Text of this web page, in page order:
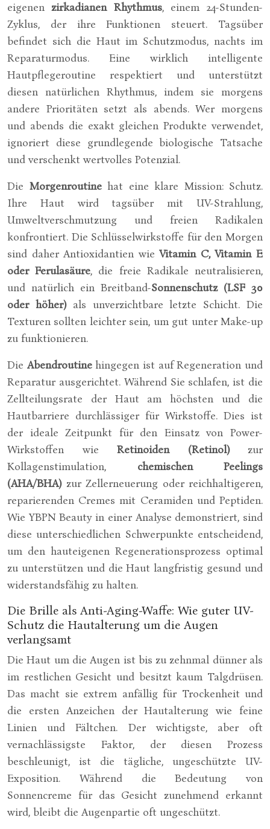
eigenenzirkadianen Rhythmus, einem 24-Stunden-
Zyklus, der ihre Funktionen steuert. Tagsüber
befindet sich die Haut im Schutzmodus, nachts im
Reparaturmodus. Eine wirklich intelligente
Hautpflegeroutine respektiert und unterstützt
diesen natürlichen Rhythmus, indem sie morgens
andere Prioritäten setzt als abends. Wer morgens
und abends die exakt gleichen Produkte verwendet,
ignoriert diese grundlegende biologische Tatsache
und verschenkt wertvolles Potenzial.
Die Morgenroutinehat eine klare Mission: Schutz.
Ihre Haut wird tagsüber mit UV-Strahlung,
Umweltverschmutzung und freien Radikalen
konfrontiert. Die Schlüsselwirkstoffe für den Morgen
sind daher Antioxidantien wieVitamin C, Vitamin E
oder Ferulasäure, die freie Radikale neutralisieren,
und natürlich ein Breitband-Sonnenschutz (LSF 30
oder höher)als unverzichtbare letzte Schicht. Die
Texturen sollten leichter sein, um gut unter Make-up
zu funktionieren.
Die Abendroutinehingegen ist auf Regeneration und
Reparatur ausgerichtet. Während Sie schlafen, ist die
Zellteilungsrate der Haut am höchsten und die
Hautbarriere durchlässiger für Wirkstoffe. Dies ist
der ideale Zeitpunkt für den Einsatz von Power-
Wirkstoffen wie Retinoiden (Retinol)zur
Kollagenstimulation, chemischen Peelings
(AHA/BHA)zur Zellerneuerung oder reichhaltigeren,
reparierenden Cremes mit Ceramiden und Peptiden.
Wie YBPN Beauty in einer Analyse demonstriert, sind
diese unterschiedlichen Schwerpunkte entscheidend,
um den hauteigenen Regenerationsprozess optimal
zu unterstützen und die Haut langfristig gesund und
widerstandsfähig zu halten.
Die Brille als Anti-Aging-Waffe: Wie guter UV-
Schutz die Hautalterung um die Augen
verlangsamt
Die Haut um die Augen ist bis zu zehnmal dünner als
im restlichen Gesicht und besitzt kaum Talgdrüsen.
Das macht sie extrem anfällig für Trockenheit und
die ersten Anzeichen der Hautalterung wie feine
Linien und Fältchen. Der wichtigste, aber oft
vernachlässigste Faktor, der diesen Prozess
beschleunigt, ist die tägliche, ungeschützte UV-
Exposition. Während die Bedeutung von
Sonnencreme für das Gesicht zunehmend erkannt
wird, bleibt die Augenpartie oft ungeschützt.